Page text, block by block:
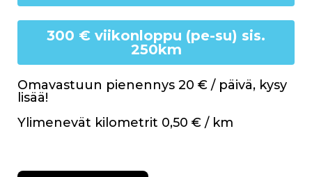
300 € viikonloppu (pe-su) sis.
250km
Omavastuun pienennys 20 € / päivä, kysy
lisää!
Ylimenevät kilometrit 0,50 € / km